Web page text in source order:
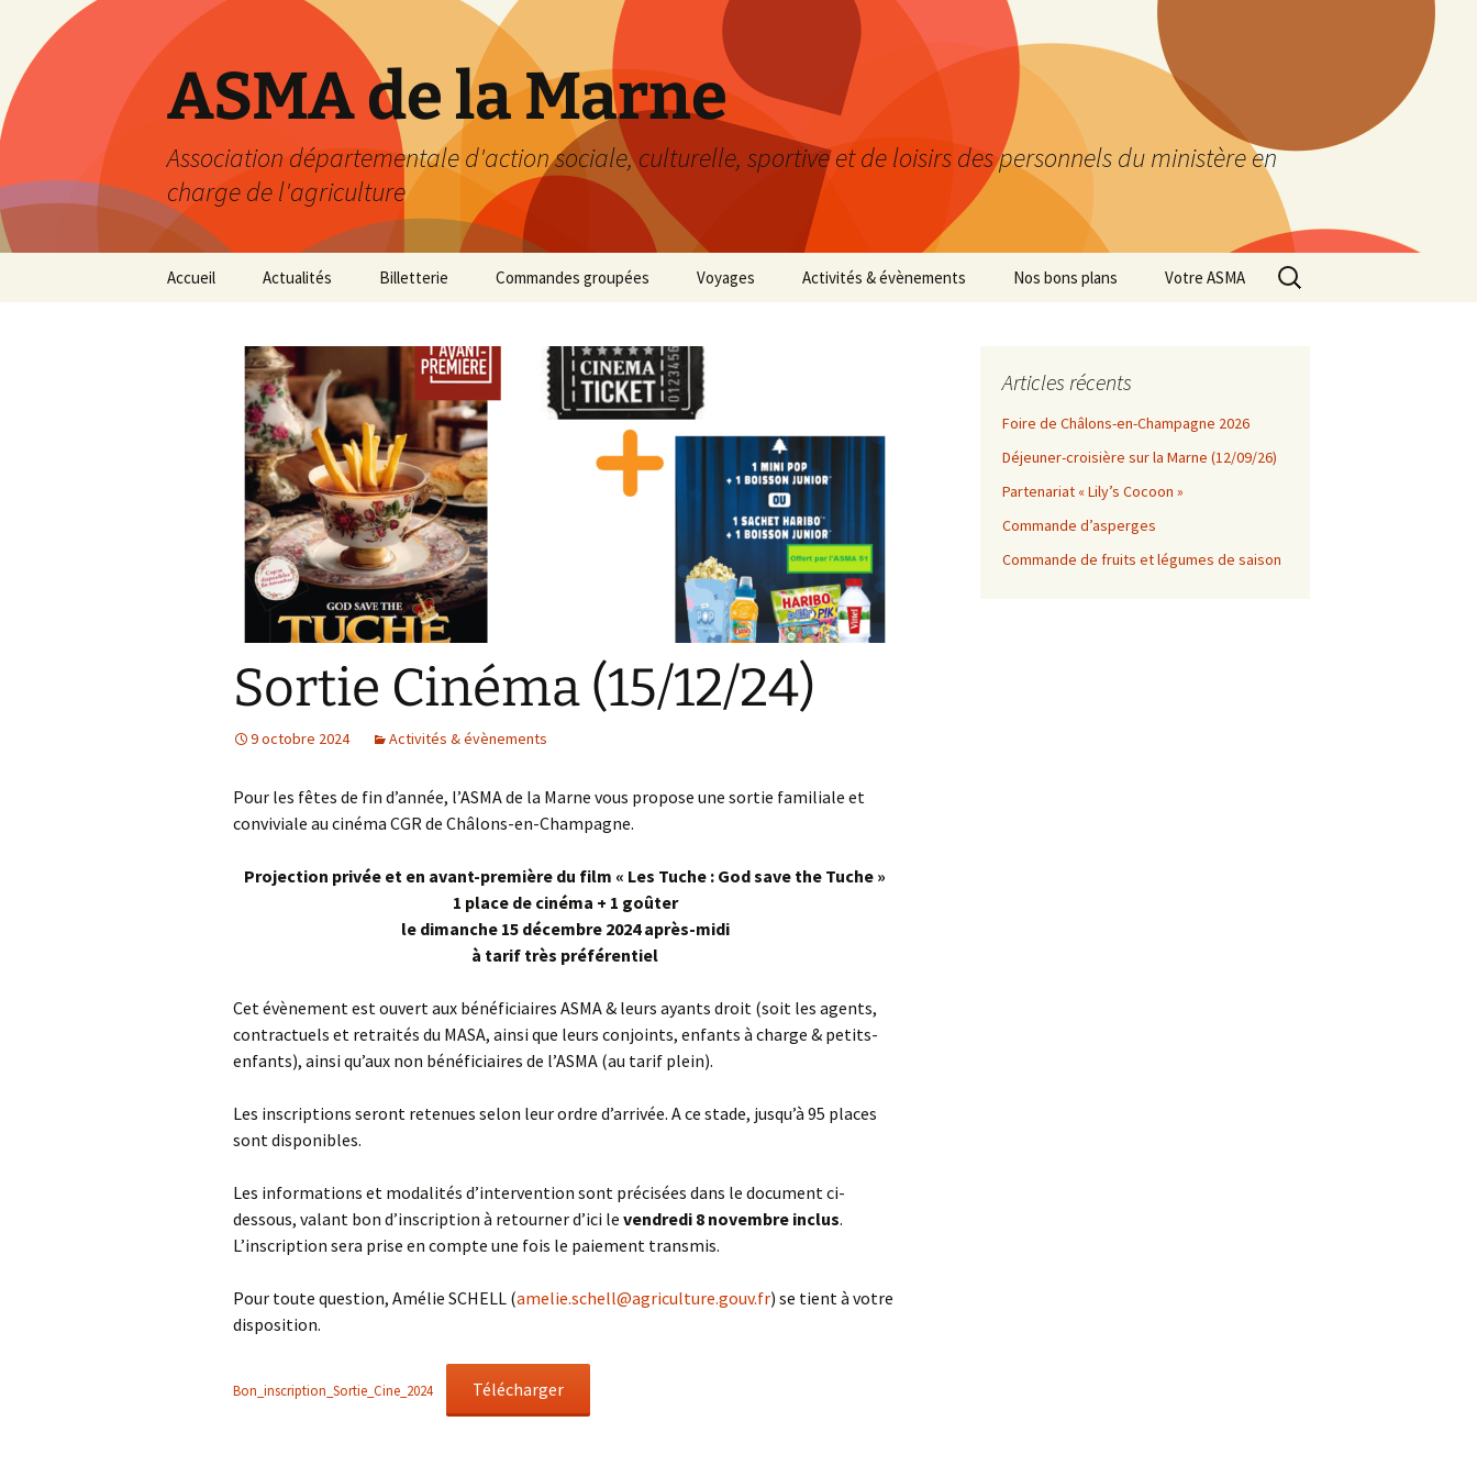
contenu
ASMA de la Marne
Association départementale d'action sociale, culturelle, sportive et de loisirs des personnels du ministère en
charge de l'agriculture
Accueil Actualités Billetterie Commandes groupées Voyages Activités & évènements Nos bons plans Votre ASMA
Rechercher :
Sortie Cinéma (15/12/24)
9 octobre 2024 Activités & évènements
Pour les fêtes de fin d’année, l’ASMA de la Marne vous propose une sortie familiale et
conviviale au cinéma CGR de Châlons-en-Champagne.
Projection privée et en avant-première du film « Les Tuche : God save the Tuche »
1 place de cinéma + 1 goûter
le dimanche 15 décembre 2024 après-midi
à tarif très préférentiel
Cet évènement est ouvert aux bénéficiaires ASMA & leurs ayants droit (soit les agents,
contractuels et retraités du MASA, ainsi que leurs conjoints, enfants à charge & petits-
enfants), ainsi qu’aux non bénéficiaires de l’ASMA (au tarif plein).
Les inscriptions seront retenues selon leur ordre d’arrivée. A ce stade, jusqu’à 95 places
sont disponibles.
Les informations et modalités d’intervention sont précisées dans le document ci-
dessous, valant bon d’inscription à retourner d’ici le vendredi 8 novembre inclus.
L’inscription sera prise en compte une fois le paiement transmis.
Pour toute question, Amélie SCHELL (amelie.schell@agriculture.gouv.fr) se tient à votre
disposition.
Bon_inscription_Sortie_Cine_2024 Télécharger
Articles récents
Foire de Châlons-en-Champagne 2026
Déjeuner-croisière sur la Marne (12/09/26)
Partenariat « Lily’s Cocoon »
Commande d’asperges
Commande de fruits et légumes de saison